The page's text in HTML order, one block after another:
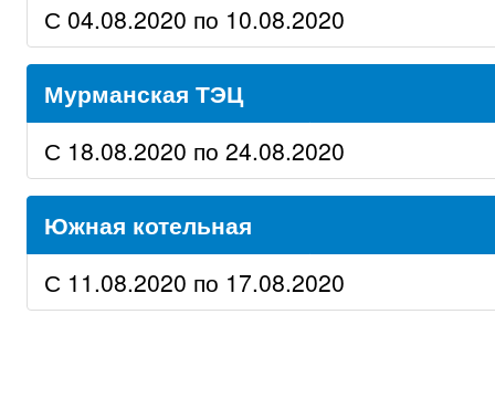
С 04.08.2020 по 10.08.2020
Мурманская ТЭЦ
С 18.08.2020 по 24.08.2020
Южная котельная
С 11.08.2020 по 17.08.2020